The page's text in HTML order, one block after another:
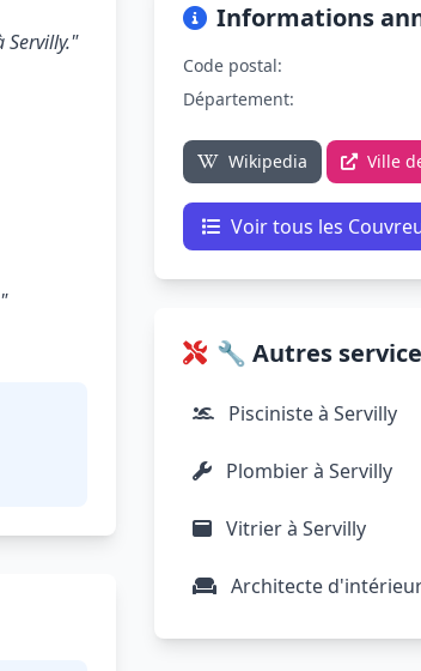
Servilly."
Informations
Code postal:
Département:
Wikipedia Ville
Voir tous les
🔧 Autres
Pisciniste à Servilly
Plombier à Servilly
Vitrier à Servilly
Architecte